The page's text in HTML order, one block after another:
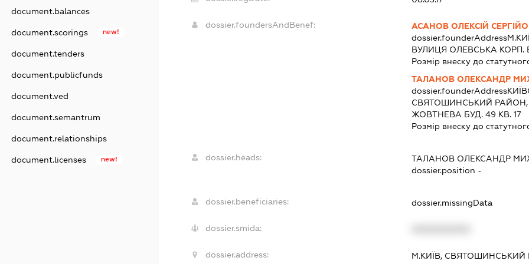
document.balances
document.scorings new!
document.tenders
document.publicfunds
document.ved
document.semantrum
document.relationships
document.licenses new!
dossier.foundersAndBenef:
АСАНОВ ОЛЕКСІЙ
dossier.founderAddress
ВУЛИЦЯ ОЛЕВСЬКА КОРП.
Розмір внеску до
ТАЛАНОВ ОЛЕКСАНДР
dossier.founderAddress
СВЯТОШИНСЬКИЙ
ЖОВТНЕВА БУД. 49 КВ. 17
Розмір внеску до
dossier.heads:
ТАЛАНОВ ОЛЕКСАНДР
dossier.position -
dossier.beneficiaries: dossier.missingData
dossier.smida:
dossier.address:
М.КИЇВ,